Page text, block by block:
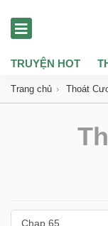
TRUYỆN HOT
Trang chủ Thoát